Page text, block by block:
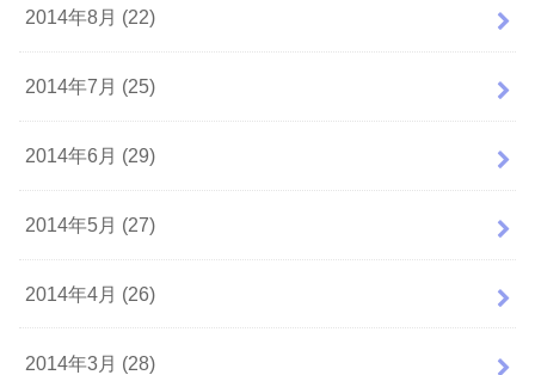
2014年8月 (22)
2014年7月 (25)
2014年6月 (29)
2014年5月 (27)
2014年4月 (26)
2014年3月 (28)